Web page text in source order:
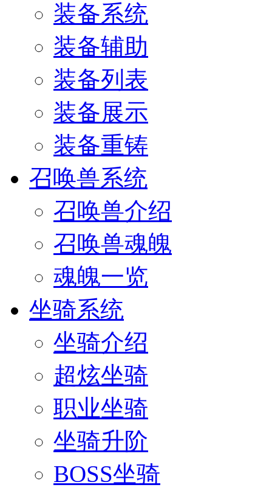
装备系统
装备辅助
装备列表
装备展示
装备重铸
召唤兽系统
召唤兽介绍
召唤兽魂魄
魂魄一览
坐骑系统
坐骑介绍
超炫坐骑
职业坐骑
坐骑升阶
BOSS坐骑